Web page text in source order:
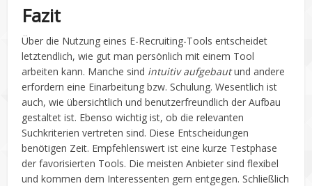
Fazit
Über die Nutzung eines E-Recruiting-Tools entscheidet
letztendlich, wie gut man persönlich mit einem Tool
arbeiten kann. Manche sind intuitiv aufgebautund andere
erfordern eine Einarbeitung bzw. Schulung. Wesentlich ist
auch, wie übersichtlich und benutzerfreundlich der Aufbau
gestaltet ist. Ebenso wichtig ist, ob die relevanten
Suchkriterien vertreten sind. Diese Entscheidungen
benötigen Zeit. Empfehlenswert ist eine kurze Testphase
der favorisierten Tools. Die meisten Anbieter sind flexibel
und kommen dem Interessenten gern entgegen. Schließlich